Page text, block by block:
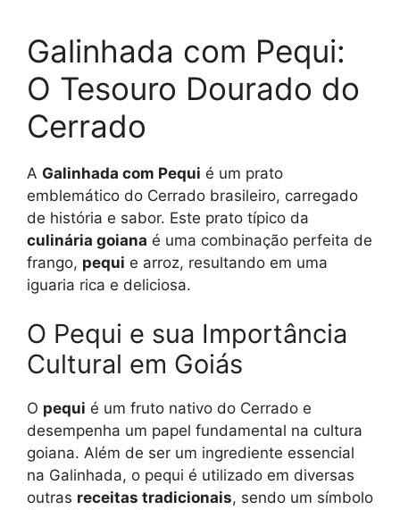
Galinhada com Pequi:
O Tesouro Dourado do
Cerrado
A Galinhada com Pequi é um prato
emblemático do Cerrado brasileiro, carregado
de história e sabor. Este prato típico da
culinária goiana é uma combinação perfeita de
frango, pequi e arroz, resultando em uma
iguaria rica e deliciosa.
O Pequi e sua Importância
Cultural em Goiás
O pequi é um fruto nativo do Cerrado e
desempenha um papel fundamental na cultura
goiana. Além de ser um ingrediente essencial
na Galinhada, o pequi é utilizado em diversas
outras receitas tradicionais, sendo um símbolo